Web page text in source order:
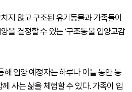
지 않고 구조된 유기동물과 가족들이
을 결정할 수 있는 ‘구조동물 입양교감
해 입양 예정자는 하루나 이틀 동안 동
사는 삶을 체험할 수 있다. 가족이 입